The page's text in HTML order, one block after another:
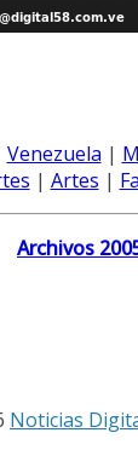
Venezuela |
| Artes |
Archivos
Noticias